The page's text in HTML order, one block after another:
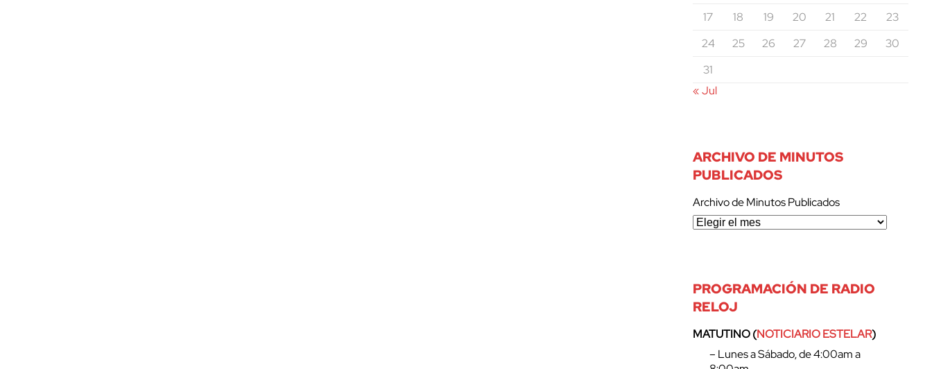
17
18 19 20 21 22
23
24
25 26 27 28 29
30
31
« Jul
ARCHIVO DE MINUTOS
PUBLICADOS
Archivo de Minutos Publicados
PROGRAMACIÓN DE RADIO
RELOJ
MATUTINO (NOTICIARIO ESTELAR)
– Lunes a Sábado, de 4:00am a